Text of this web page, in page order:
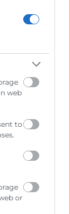
web
to
or
técnicas y
diaria de los
al menos el
acreditativo
formativo
las
como del
encontrarás
dan